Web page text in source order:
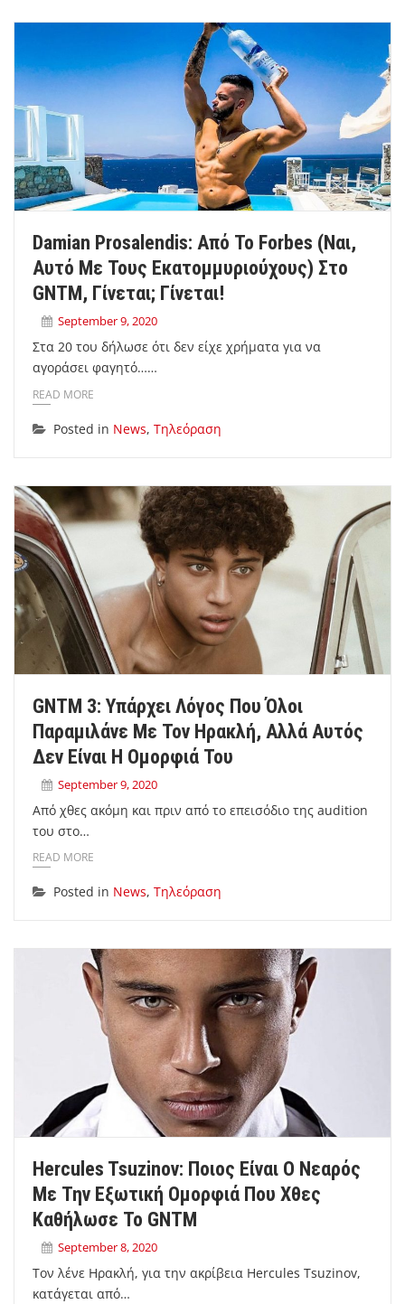
Damian Prosalendis: Από Το Forbes (ναι,
Αυτό Με Τους Εκατομμυριούχους) Στο
GNTM, Γίνεται; Γίνεται!
September 9, 2020
Στα 20 του δήλωσε ότι δεν είχε χρήματα για να
αγοράσει φαγητό……
READ MORE
Posted in News, Τηλεόραση
GNTM 3: Υπάρχει Λόγος Που Όλοι
Παραμιλάνε Με Τον Ηρακλή, Αλλά Αυτός
Δεν Είναι Η Ομορφιά Του
September 9, 2020
Από χθες ακόμη και πριν από το επεισόδιο της audition
του στο…
READ MORE
Posted in News, Τηλεόραση
Hercules Tsuzinov: Ποιος Είναι Ο Νεαρός
Με Την Εξωτική Ομορφιά Που Χθες
Καθήλωσε Το GNTM
September 8, 2020
Τον λένε Ηρακλή, για την ακρίβεια Hercules Tsuzinov,
κατάγεται από…